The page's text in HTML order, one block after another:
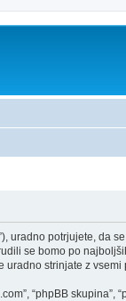
uradno potrjujete,
se bomo po
uradno strinjate z
“phpBB skupina”,